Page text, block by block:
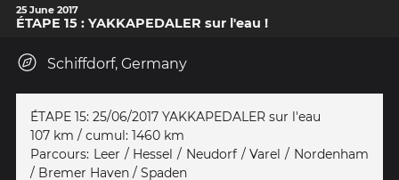
25 June 2017
ÉTAPE 15 : YAKKAPEDALER sur l'eau !
Schiffdorf, Germany
ÉTAPE 15: 25/06/2017 YAKKAPEDALER sur l'eau
107 km / cumul: 1460 km
Parcours: Leer / Hessel / Neudorf / Varel / Nordenham
/ Bremer Haven / Spaden